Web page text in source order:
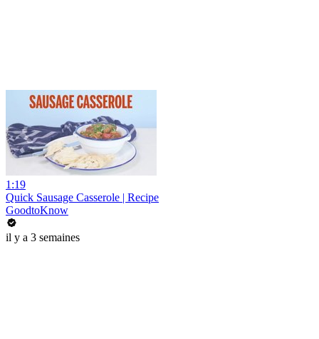
1:19
Quick Sausage Casserole | Recipe
GoodtoKnow
il y a 3 semaines